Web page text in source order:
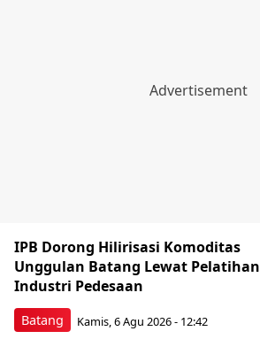
Batang
IPB Dorong Hilirisasi Komoditas
Unggulan Batang Lewat Pelatihan
Industri Pedesaan
Kamis, 6 Agu 2026 - 12:42